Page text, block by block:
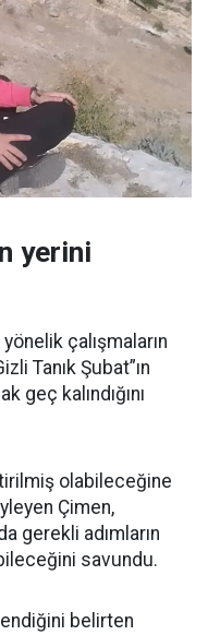
yerini
çalışmaların
Tanık Şubat”ın
geç kalındığını
olabileceğine
Çimen,
gerekli adımların
savundu.
belirten